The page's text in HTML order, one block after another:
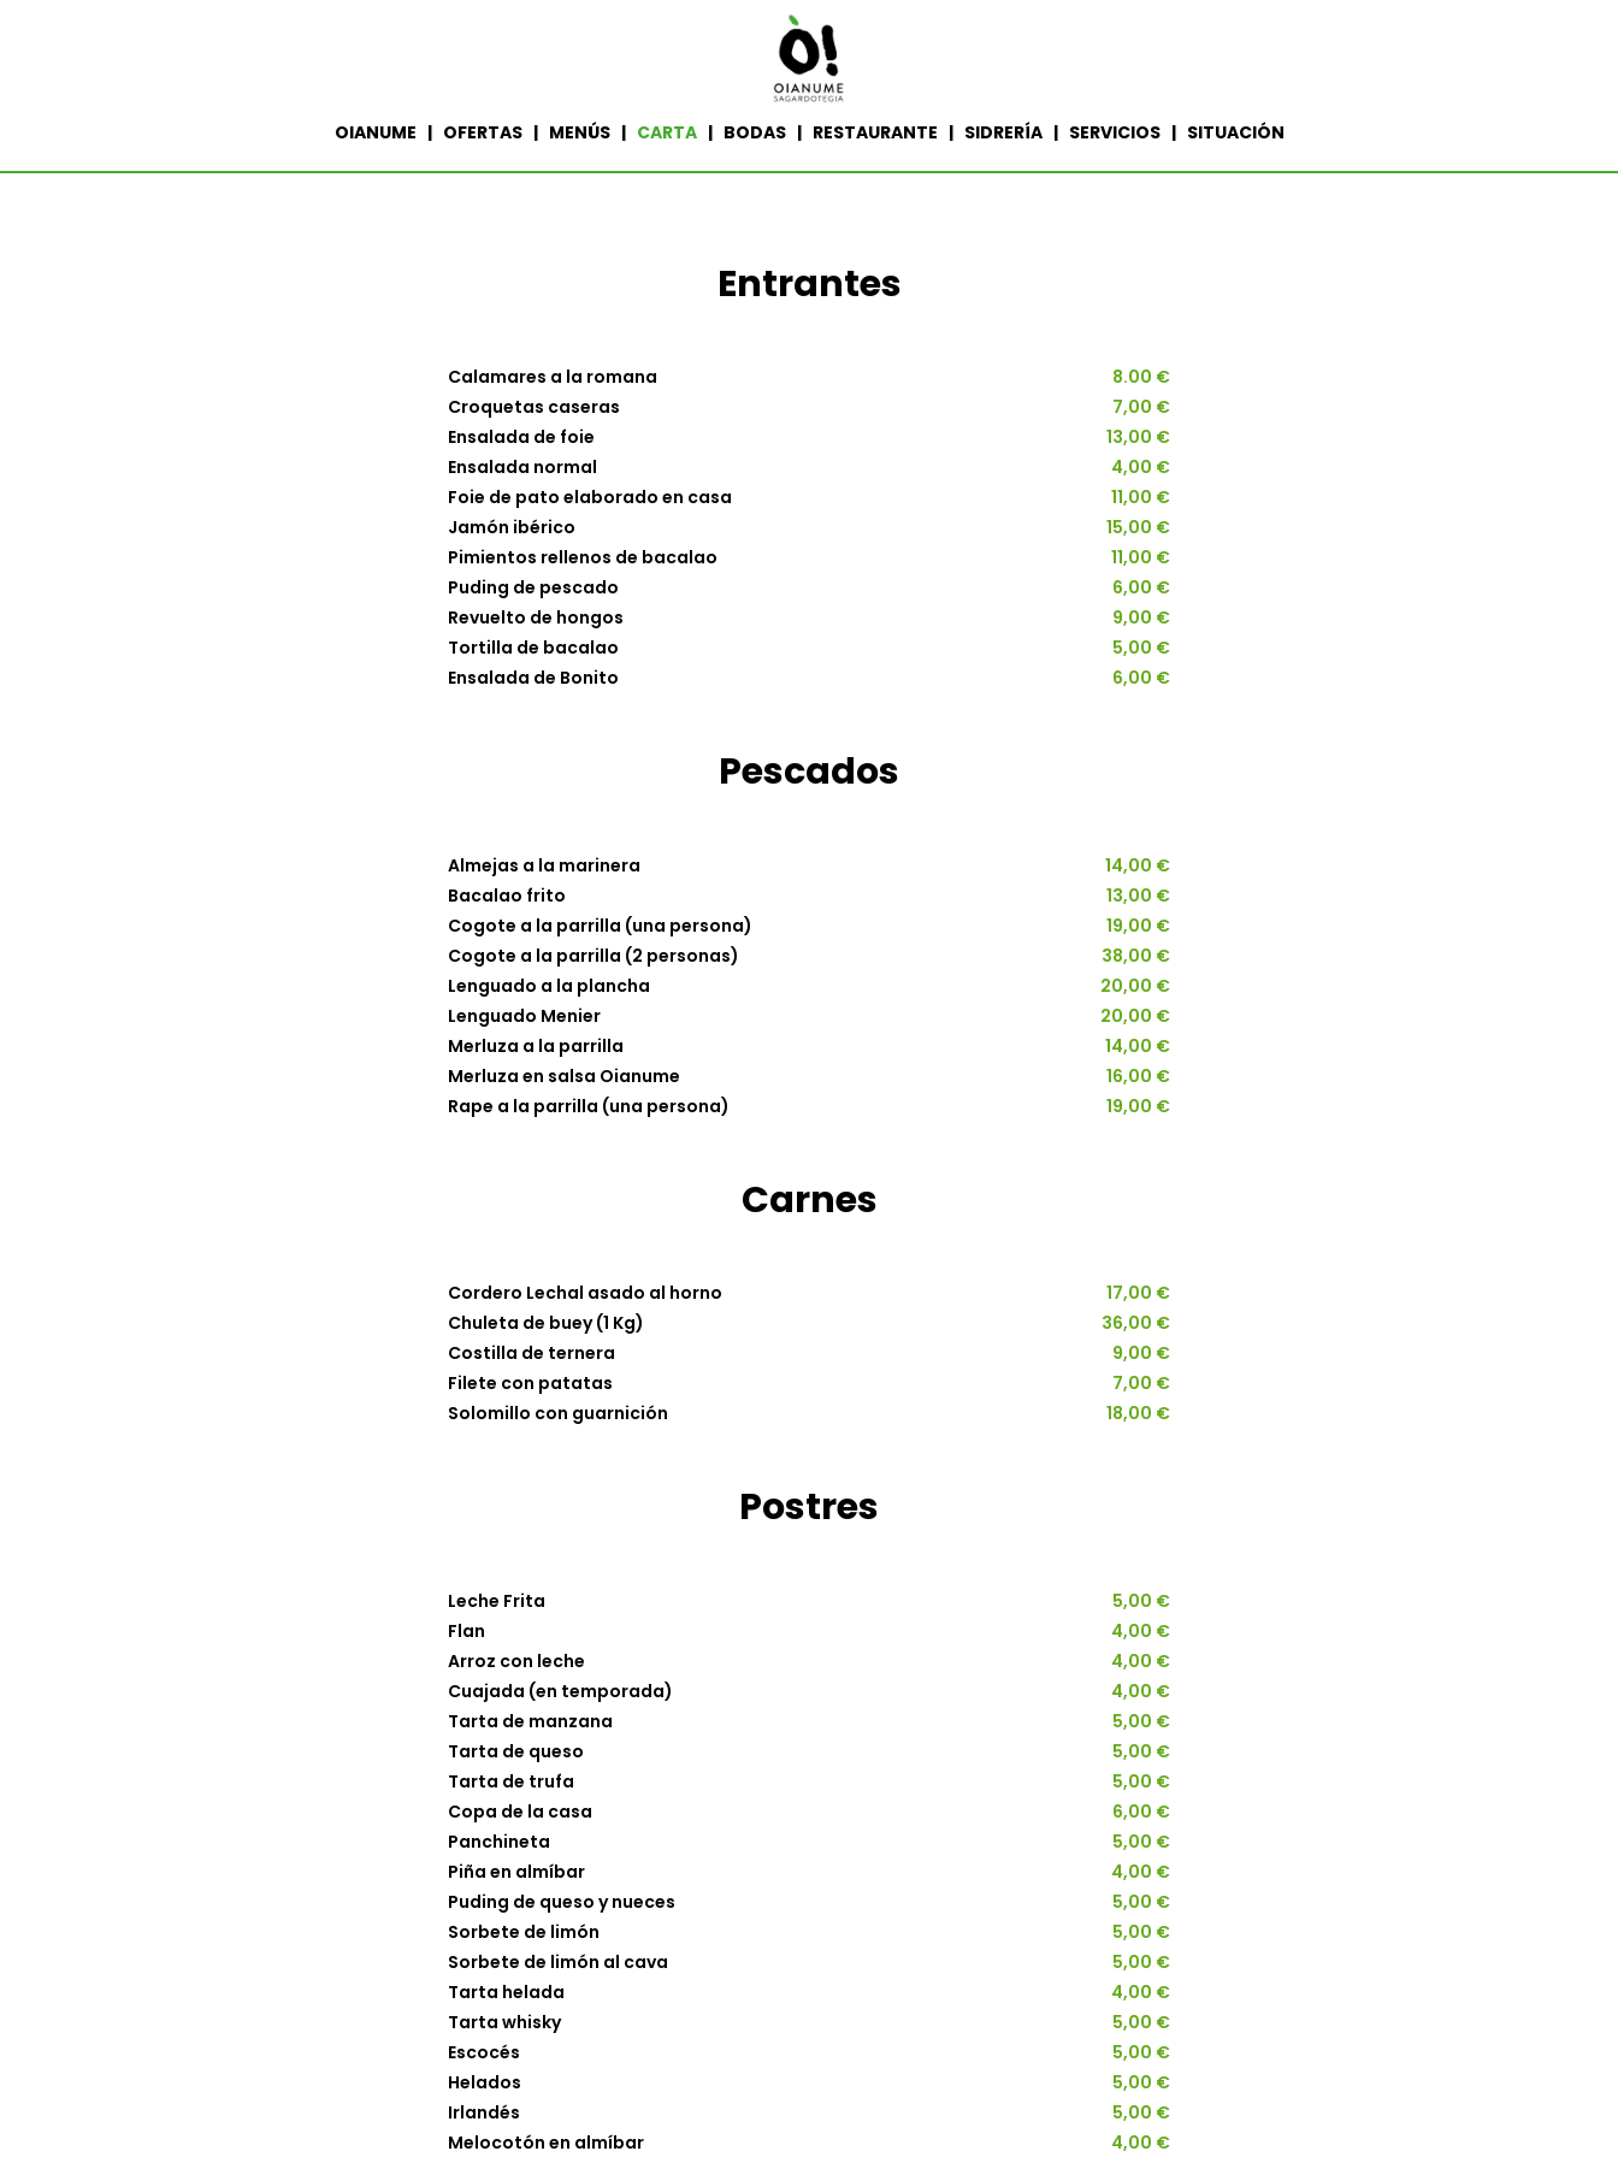
OIANUME | OFERTAS | MENÚS | CARTA| BODAS | RESTAURANTE | SIDRERÍA | SERVICIOS | SITUACIÓN
Entrantes
Calamares a la romana
Croquetas caseras
Ensalada de foie
Ensalada normal
Foie de pato elaborado en casa
Jamón ibérico
Pimientos rellenos de bacalao
Puding de pescado
Revuelto de hongos
Tortilla de bacalao
Ensalada de Bonito
8.00 €
7,00 €
13,00 €
4,00 €
11,00 €
15,00 €
11,00 €
6,00 €
9,00 €
5,00 €
6,00 €
Pescados
Almejas a la marinera
Bacalao frito
Cogote a la parrilla (una persona)
Cogote a la parrilla (2 personas)
Lenguado a la plancha
Lenguado Menier
Merluza a la parrilla
Merluza en salsa Oianume
Rape a la parrilla (una persona)
14,00 €
13,00 €
19,00 €
38,00 €
20,00 €
20,00 €
14,00 €
16,00 €
19,00 €
Carnes
Cordero Lechal asado al horno
Chuleta de buey (1 Kg)
Costilla de ternera
Filete con patatas
Solomillo con guarnición
17,00 €
36,00 €
9,00 €
7,00 €
18,00 €
Postres
Leche Frita
Flan
Arroz con leche
Cuajada (en temporada)
Tarta de manzana
Tarta de queso
Tarta de trufa
Copa de la casa
Panchineta
Piña en almíbar
Puding de queso y nueces
Sorbete de limón
Sorbete de limón al cava
Tarta helada
Tarta whisky
Escocés
Helados
Irlandés
Melocotón en almíbar
5,00 €
4,00 €
4,00 €
4,00 €
5,00 €
5,00 €
5,00 €
6,00 €
5,00 €
4,00 €
5,00 €
5,00 €
5,00 €
4,00 €
5,00 €
5,00 €
5,00 €
5,00 €
4,00 €